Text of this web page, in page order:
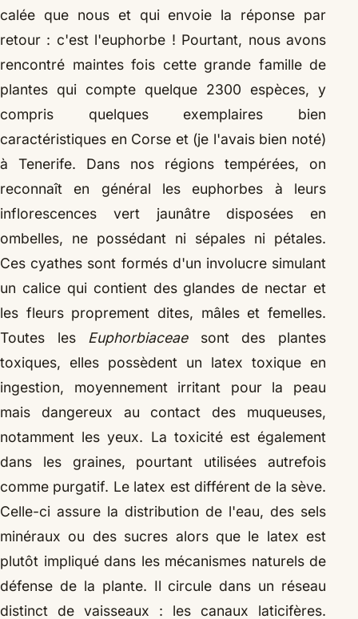
calée que nous et qui envoie la réponse par
retour : c'est l'euphorbe ! Pourtant, nous avons
rencontré maintes fois cette grande famille de
plantes qui compte quelque 2300 espèces, y
compris quelques exemplaires bien
caractéristiques en Corse et (je l'avais bien noté)
à Tenerife. Dans nos régions tempérées, on
reconnaît en général les euphorbes à leurs
inflorescences vert jaunâtre disposées en
ombelles, ne possédant ni sépales ni pétales.
Ces cyathes sont formés d'un involucre simulant
un calice qui contient des glandes de nectar et
les fleurs proprement dites, mâles et femelles.
Toutes les Euphorbiaceaesont des plantes
toxiques, elles possèdent un latex toxique en
ingestion, moyennement irritant pour la peau
mais dangereux au contact des muqueuses,
notamment les yeux. La toxicité est également
dans les graines, pourtant utilisées autrefois
comme purgatif. Le latex est différent de la sève.
Celle-ci assure la distribution de l'eau, des sels
minéraux ou des sucres alors que le latex est
plutôt impliqué dans les mécanismes naturels de
défense de la plante. Il circule dans un réseau
distinct de vaisseaux : les canaux laticifères.